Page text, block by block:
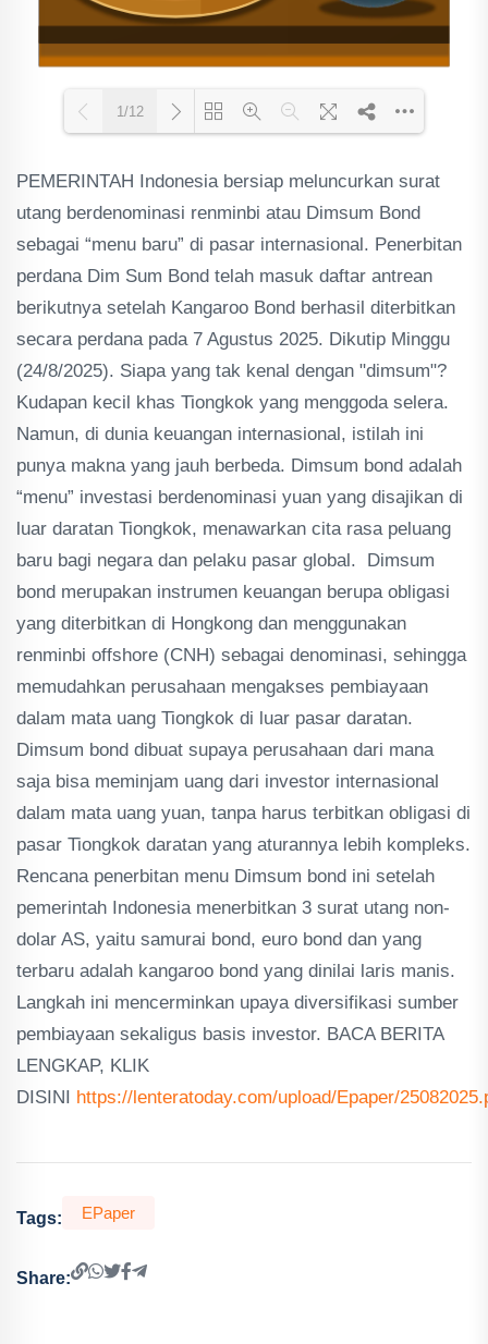
Loading PDF 69% ...
1/12
PEMERINTAH Indonesia bersiap meluncurkan surat
utang berdenominasi renminbi atau Dimsum Bond
sebagai “menu baru” di pasar internasional. Penerbitan
perdana Dim Sum Bond telah masuk daftar antrean
berikutnya setelah Kangaroo Bond berhasil diterbitkan
secara perdana pada 7 Agustus 2025. Dikutip Minggu
(24/8/2025). Siapa yang tak kenal dengan "dimsum"?
Kudapan kecil khas Tiongkok yang menggoda selera.
Namun, di dunia keuangan internasional, istilah ini
punya makna yang jauh berbeda. Dimsum bond adalah
“menu” investasi berdenominasi yuan yang disajikan di
luar daratan Tiongkok, menawarkan cita rasa peluang
baru bagi negara dan pelaku pasar global. Dimsum
bond merupakan instrumen keuangan berupa obligasi
yang diterbitkan di Hongkong dan menggunakan
renminbi offshore (CNH) sebagai denominasi, sehingga
memudahkan perusahaan mengakses pembiayaan
dalam mata uang Tiongkok di luar pasar daratan.
Dimsum bond dibuat supaya perusahaan dari mana
saja bisa meminjam uang dari investor internasional
dalam mata uang yuan, tanpa harus terbitkan obligasi di
pasar Tiongkok daratan yang aturannya lebih kompleks.
Rencana penerbitan menu Dimsum bond ini setelah
pemerintah Indonesia menerbitkan 3 surat utang non-
dolar AS, yaitu samurai bond, euro bond dan yang
terbaru adalah kangaroo bond yang dinilai laris manis.
Langkah ini mencerminkan upaya diversifikasi sumber
pembiayaan sekaligus basis investor. BACA BERITA
LENGKAP, KLIK
DISINI https://lenteratoday.com/upload/Epaper/
Tags: EPaper
Share: